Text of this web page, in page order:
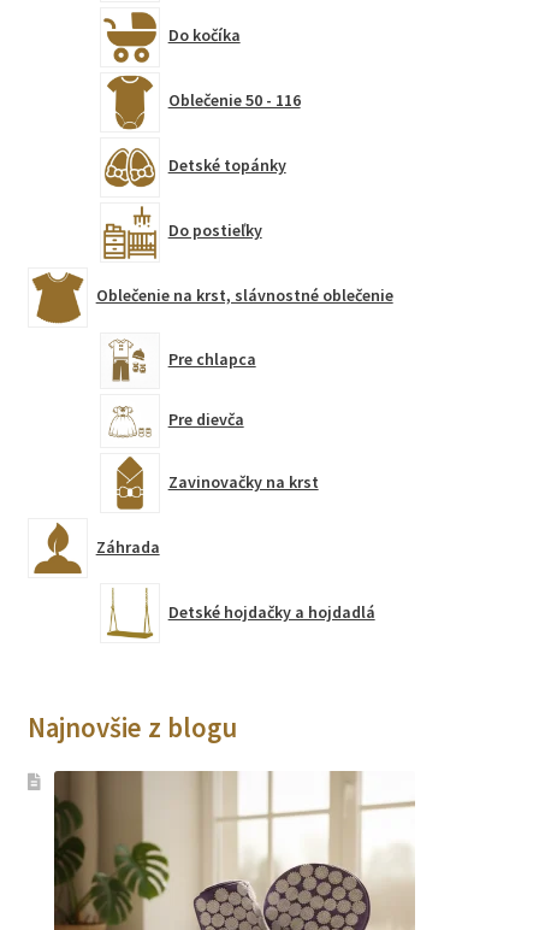
Do kočíka
Oblečenie 50 - 116
Detské topánky
Do postieľky
Oblečenie na krst, slávnostné oblečenie
Pre chlapca
Pre dievča
Zavinovačky na krst
Záhrada
Detské hojdačky a hojdadlá
Najnovšie z blogu